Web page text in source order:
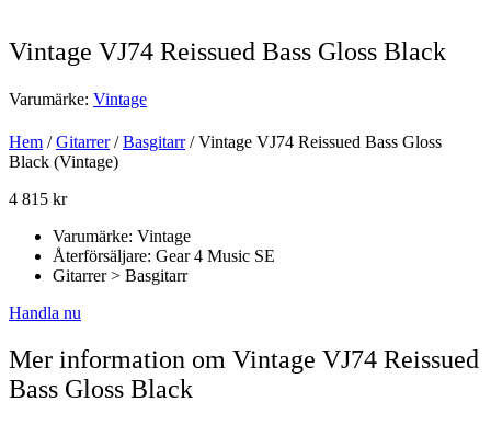
Vintage VJ74 Reissued Bass Gloss Black
Varumärke: Vintage
Hem /Gitarrer/Basgitarr/ Vintage VJ74 Reissued Bass Gloss
Black (Vintage)
4 815 kr
Varumärke: Vintage
Återförsäljare: Gear 4 Music SE
Gitarrer > Basgitarr
Handla nu
Mer information om Vintage VJ74 Reissued
Bass Gloss Black